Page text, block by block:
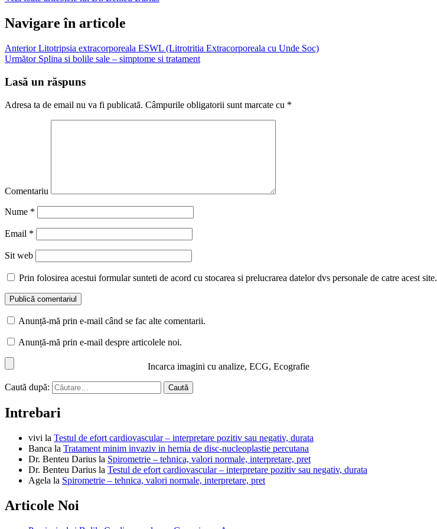
Navigare în articole
AnteriorLitotripsia extracorporeala ESWL (Litrotritia Extracorporeala cu Unde Soc)
UrmătorSplina si bolile sale – simptome si tratament
Lasă un răspuns
Adresa ta de email nu va fi publicată. Câmpurile obligatorii sunt marcate cu *
Comentariu
Nume *
Email *
Sit web
Prin folosirea acestui formular sunteti de acord cu stocarea si prelucrarea datelor dvs personale de catre acest site.
Anunță-mă prin e-mail când se fac alte comentarii.
Anunță-mă prin e-mail despre articolele noi.
Incarca imagini cu analize, ECG, Ecografie
Caută după:
Intrebari
vivi la Testul de efort cardiovascular – interpretare pozitiv sau negativ, durata
Banca la Tratament minim invaziv in hernia de disc-nucleoplastie percutana
Dr. Benteu Darius la Spirometrie – tehnica, valori normale, interpretare, pret
Dr. Benteu Darius la Testul de efort cardiovascular – interpretare pozitiv sau negativ, durata
Agela la Spirometrie – tehnica, valori normale, interpretare, pret
Articole Noi